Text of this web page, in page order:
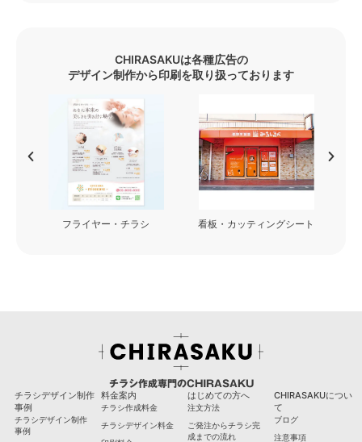
CHIRASAKUは各種広告の
デザイン制作から印刷を取り扱っております
フライヤー・チラシ 看板・カッティングシート
チラシ作成専門のCHIRASAKU
チラシデザイン制作
事例
チラシデザイン制作
事例
料金案内
チラシ作成料金
チラシデザイン料金
はじめての方へ
注文方法
ご発注からチラシ完
成までの流れ
CHIRASAKUについ
て
ブログ
注意事項